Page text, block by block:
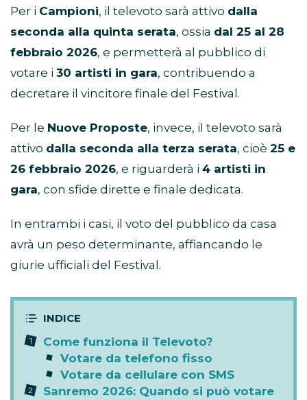
Per i Campioni, il televoto sarà attivo dalla
seconda alla quinta serata, ossia dal 25 al 28
febbraio 2026, e permetterà al pubblico di
votare i 30 artisti in gara, contribuendo a
decretare il vincitore finale del Festival.
Per le Nuove Proposte, invece, il televoto sarà
attivo dalla seconda alla terza serata, cioè 25 e
26 febbraio 2026, e riguarderà i 4 artisti in
gara, con sfide dirette e finale dedicata.
In entrambi i casi, il voto del pubblico da casa
avrà un peso determinante, affiancando le
giurie ufficiali del Festival.
Come funziona il Televoto?
Votare da telefono fisso
Votare da cellulare con SMS
Sanremo 2026: Quando si può votare